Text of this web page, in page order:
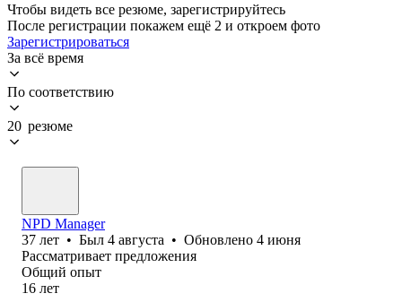
Чтобы видеть все резюме, зарегистрируйтесь
После регистрации покажем ещё 2 и откроем фото
Зарегистрироваться
За всё время
По соответствию
20 резюме
NPD Manager
37 лет • Был 4 августа • Обновлено 4 июня
Рассматривает предложения
Общий опыт
16 лет